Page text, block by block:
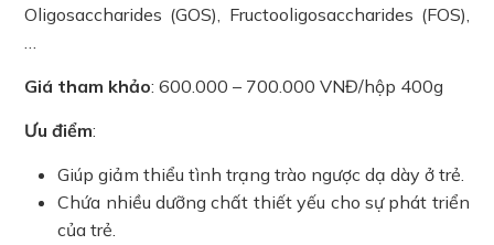
Oligosaccharides (GOS), Fructooligosaccharides (FOS),
…
Giá tham khảo: 600.000 – 700.000 VNĐ/hộp 400g
Ưu điểm:
Giúp giảm thiểu tình trạng trào ngược dạ dày ở trẻ.
Chứa nhiều dưỡng chất thiết yếu cho sự phát triển
của trẻ.